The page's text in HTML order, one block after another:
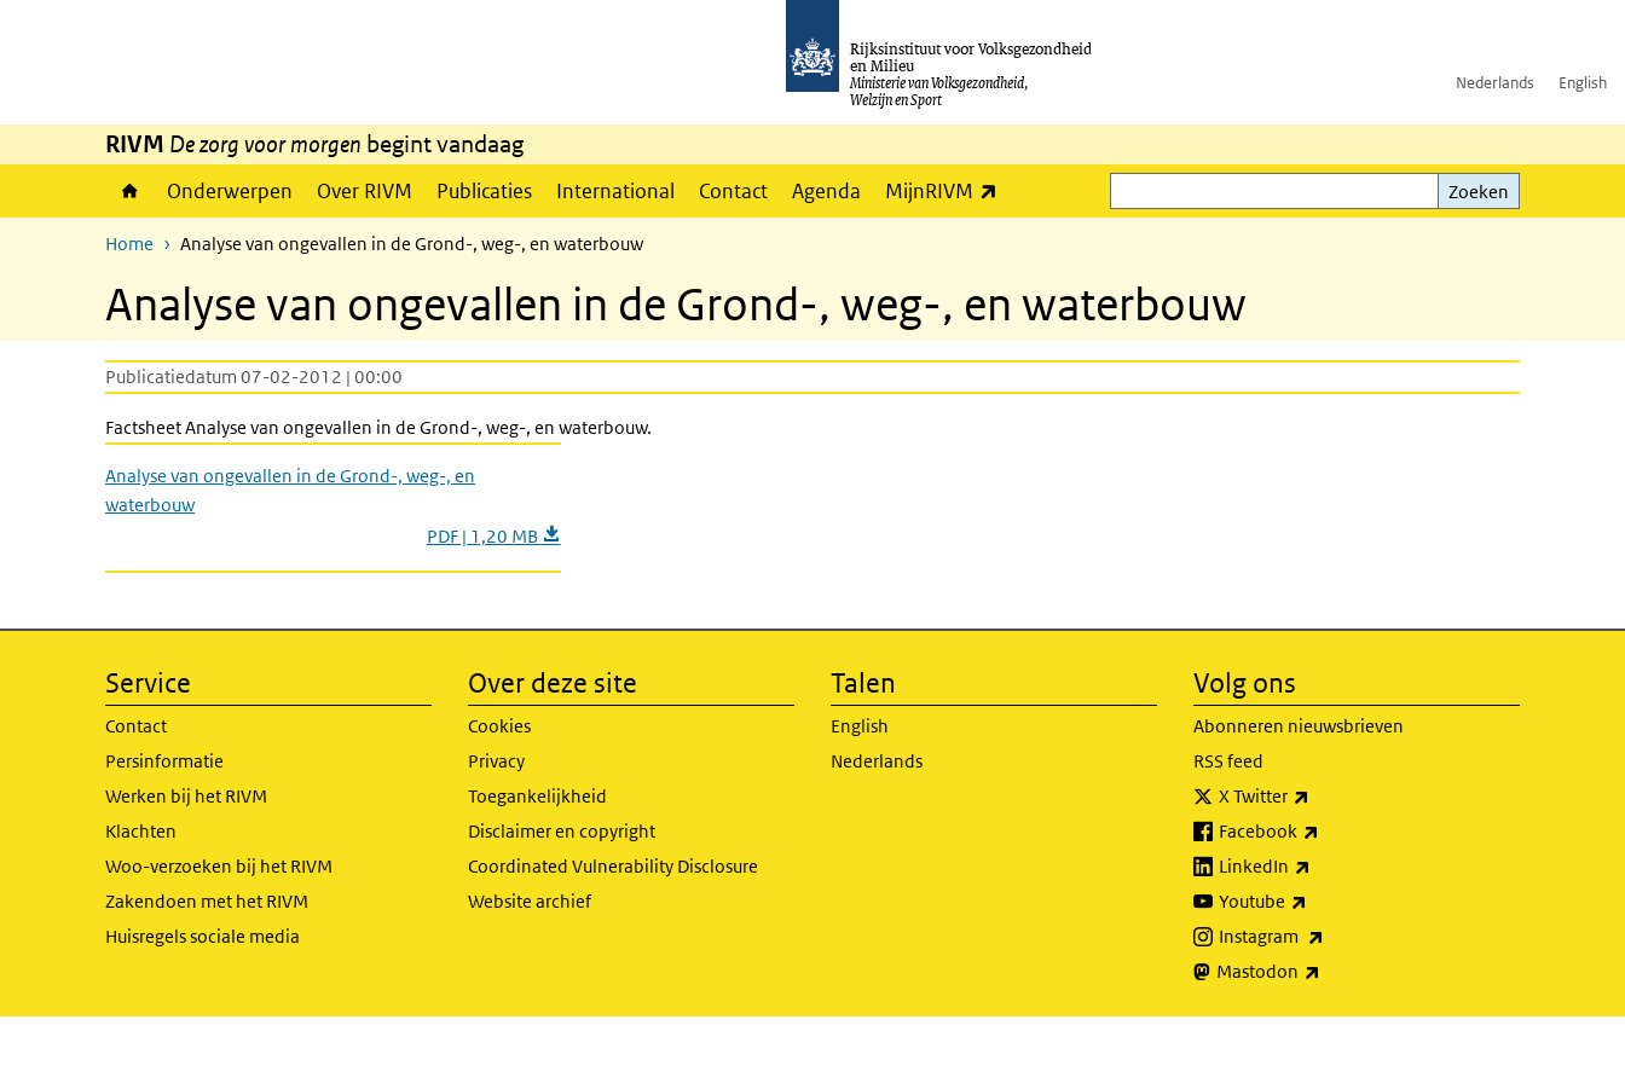
Rijksinstituut voor Volksgezondheid
en Milieu
Ministerie van Volksgezondheid,
Welzijn en Sport
Nederlands English
RIVM De zorg voor morgen begint vandaag
Onderwerpen Over RIVM Publicaties International Contact Agenda MijnRIVM
Zoeken
Zoeken
Home Analyse van ongevallen in de Grond-, weg-, en waterbouw
Analyse van ongevallen in de Grond-, weg-, en waterbouw
Publicatiedatum 07-02-2012 | 00:00
Factsheet Analyse van ongevallen in de Grond-, weg-, en waterbouw.
Analyse van ongevallen in de Grond-, weg-, en
waterbouw
PDF | 1,20 MB
Service
Contact
Persinformatie
Werken bij het RIVM
Klachten
Woo-verzoeken bij het RIVM
Zakendoen met het RIVM
Huisregels sociale media
Over deze site
Cookies
Privacy
Toegankelijkheid
Disclaimer en copyright
Coordinated Vulnerability Disclosure
Website archief
Talen
English
Nederlands
Volg ons
Abonneren nieuwsbrieven
RSS feed
X Twitter
Facebook
LinkedIn
Youtube
Instagram
Mastodon